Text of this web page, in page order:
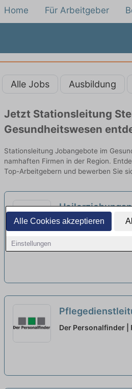
Alle Cookies akzeptieren
Einstellungen
Home Für Arbeitgeber
Alle Jobs Ausbildung
Jetzt Stationsleitung
Gesundheitswesen
Stationsleitung Jobangebote im
namhaften Firmen in der Region.
Top-Arbeitgebern und bewerben Sie
die
Kinder- und
Ostholstein | KJSH
Der Personalfinder